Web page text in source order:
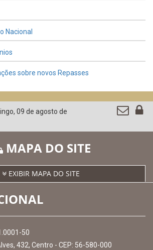
Nacional
sobre novos Repasses
, 09 de agosto de
MAPA DO SITE
EXIBIR MAPA DO SITE
50
432, Centro - CEP: 56-580-000